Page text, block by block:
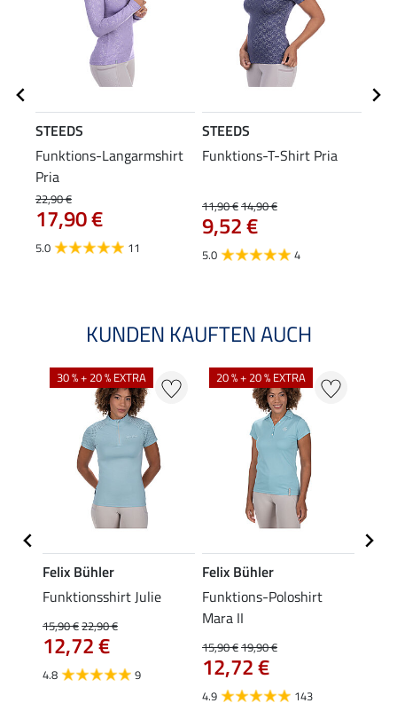
STEEDS
Funktions-Langarmshirt
Pria
22,90 €
17,90 €
5.0 11
STEEDS
Funktions-T-Shirt Pria
11,90 €14,90 €
9,52 €
5.0 4
KUNDEN KAUFTEN AUCH
30 % + 20 % EXTRA
Felix Bühler
Funktionsshirt Julie
15,90 €22,90 €
12,72 €
4.8 9
20 % + 20 % EXTRA
Felix Bühler
Funktions-Poloshirt
Mara II
15,90 €19,90 €
12,72 €
4.9 143